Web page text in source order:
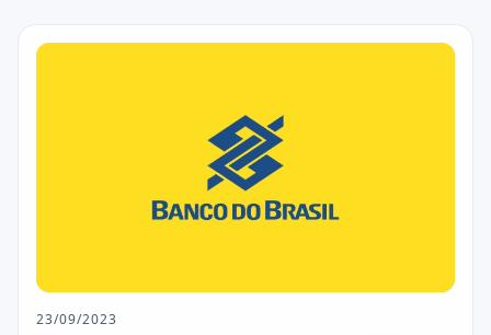
23/09/2023